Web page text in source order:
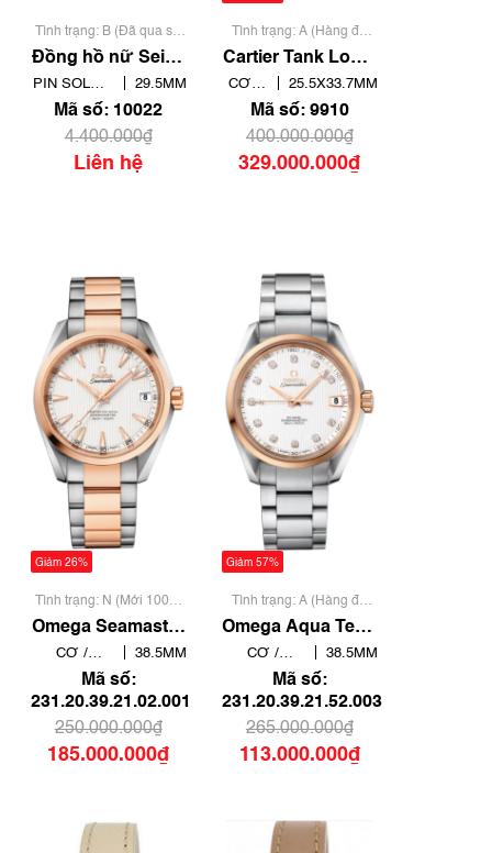
Tình trạng: B (Đã qua sử
dụng, hàng đẹp, có chút
xước dăm)
Đồng hồ nữ Seiko
Solar STPX033 |
V138-0AD0 | Mã số
PIN SOLAR
/ ECO
DRIVE
29.5MM
Mã số: 10022
4.400.000₫
Liên hệ
Tình trạng: A (Hàng đã
qua sử dụng nhưng rất
đẹp, không có xước)
Cartier Tank Louis
WGTA0011 - Siêu
lướt | Mã số 9910
CƠ /
AUTOMATIC
25.5X33.7MM
Mã số: 9910
400.000.000₫
329.000.000₫
Giảm 26%
Tình trạng: N (Mới 100%
chưa qua sử dụng)
Omega Seamaster
Aqua Terra
231.20.39.21.02.001
| New full box
CƠ /
AUTOMATIC
38.5MM
Mã số:
231.20.39.21.02.001
250.000.000₫
185.000.000₫
Giảm 57%
Tình trạng: A (Hàng đã
qua sử dụng nhưng rất
đẹp, không có xước)
Omega Aqua Terra
150m Co‑Axial
231.20.39.21.52.003
| Mã số 9801
CƠ /
AUTOMATIC
38.5MM
Mã số:
231.20.39.21.52.003
265.000.000₫
113.000.000₫